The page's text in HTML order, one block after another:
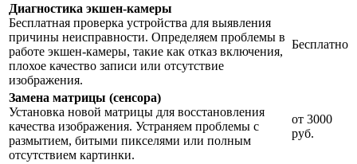
Диагностика экшен-камеры
Бесплатная проверка устройства для выявления
причины неисправности. Определяем проблемы в
работе экшен-камеры, такие как отказ включения,
плохое качество записи или отсутствие
изображения.
Бесплатно
Замена матрицы (сенсора)
Установка новой матрицы для восстановления
качества изображения. Устраняем проблемы с
размытием, битыми пикселями или полным
отсутствием картинки.
от 3000
руб.